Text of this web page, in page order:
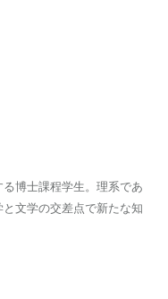
博士課程学生。理系であ
文学の交差点で新たな知